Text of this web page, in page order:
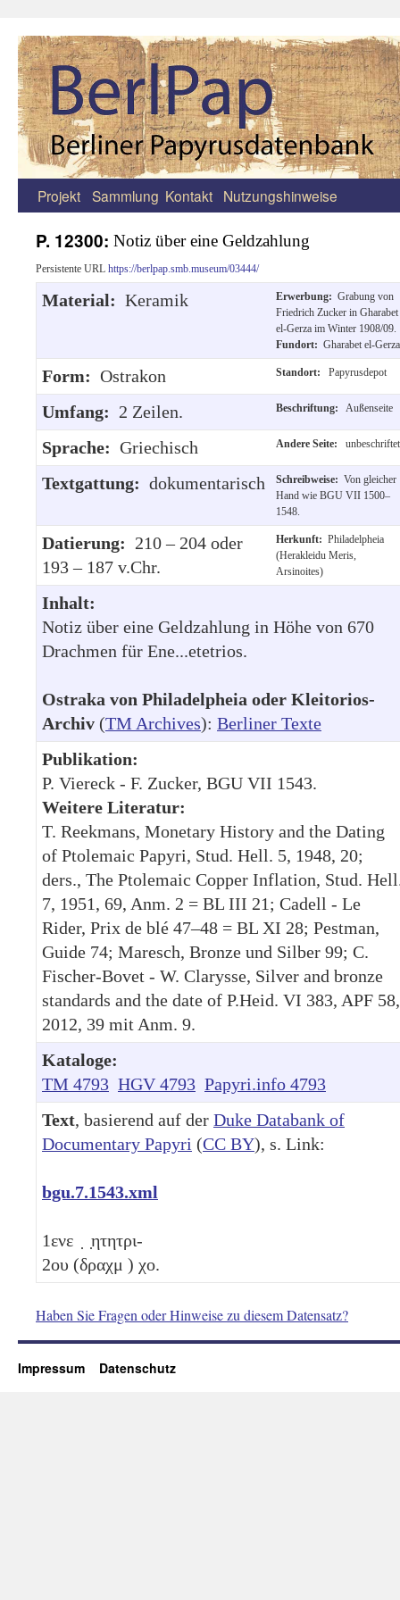
Zum
springen
Projekt Sammlung Kontakt Nutzungshinweise
P. 12300: Notiz über eine Geldzahlung
Persistente URL https://berlpap.smb.museum/03444/
Material: Keramik Erwerbung: Grabung von
Friedrich Zucker in Gharabet
el-Gerza im Winter 1908/09.
Fundort: Gharabet el-Gerza
Form: Ostrakon Standort: Papyrusdepot
Umfang: 2 Zeilen. Beschriftung: Außenseite
Sprache: Griechisch Andere Seite: unbeschriftet
Textgattung: dokumentarisch Schreibweise: Von gleicher
Hand wie BGU VII 1500–
1548.
Datierung: 210 – 204 oder
193 – 187 v.Chr.
Herkunft: Philadelpheia
(Herakleidu Meris,
Arsinoites)
Inhalt:
Notiz über eine Geldzahlung in Höhe von 670
Drachmen für Ene...etetrios.
Ostraka von Philadelpheia oder Kleitorios-
Archiv (TM Archives): Berliner Texte
Publikation:
P. Viereck - F. Zucker, BGU VII 1543.
Weitere Literatur:
T. Reekmans, Monetary History and the Dating
of Ptolemaic Papyri, Stud. Hell. 5, 1948, 20;
ders., The Ptolemaic Copper Inflation, Stud.
7, 1951, 69, Anm. 2 = BL III 21; Cadell - Le
Rider, Prix de blé 47–48 = BL XI 28; Pestman,
Guide 74; Maresch, Bronze und Silber 99; C.
Fischer-Bovet - W. Clarysse, Silver and bronze
standards and the date of P.Heid. VI 383, APF 58,
2012, 39 mit Anm. 9.
Kataloge:
TM 4793 HGV 4793 Papyri.info 4793
Text, basierend auf der Duke Databank of
Documentary Papyri (CC BY), s. Link:
bgu.7.1543.xml
1ενε ̣ ̣ητητρι-
2ου (δραχμ ) χο.
Haben Sie Fragen oder Hinweise zu diesem Datensatz?
Impressum Datenschutz